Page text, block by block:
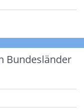
Bundesländer